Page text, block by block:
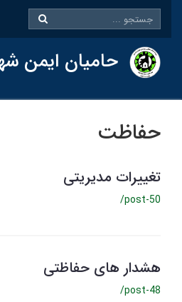
حامیان ایمن شهر
حفاظت
تغییرات مدیریتی
/post-50
هشدار های حفاظتی
/post-48